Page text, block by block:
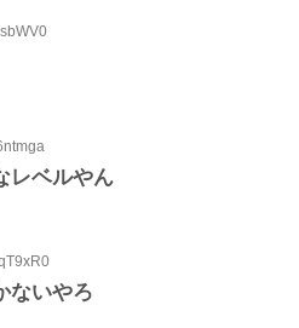
レベルやん
ないやろ